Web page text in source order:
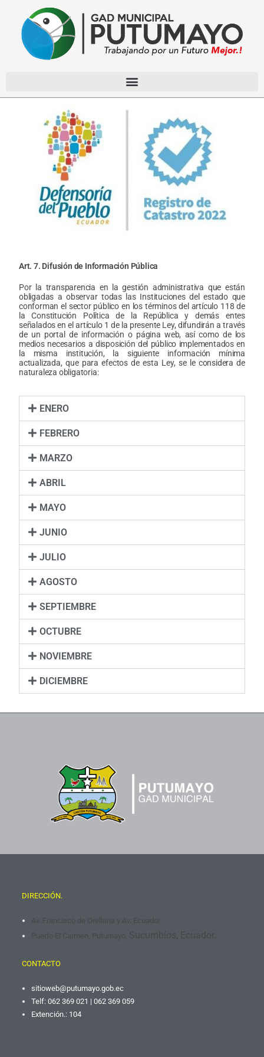
Art. 7. Difusión de Información Pública
Por la transparencia en la gestión administrativa que están
obligadas a observar todas las Instituciones del estado que
conforman el sector público en los términos del artículo 118 de
la Constitución Política de la República y demás entes
señalados en el artículo 1 de la presente Ley, difundirán a través
de un portal de información o página web, así como de los
medios necesarios a disposición del público implementados en
la misma institución, la siguiente información mínima
actualizada, que para efectos de esta Ley, se le considera de
naturaleza obligatoria:
ENERO
FEBRERO
MARZO
ABRIL
MAYO
JUNIO
JULIO
AGOSTO
SEPTIEMBRE
OCTUBRE
NOVIEMBRE
DICIEMBRE
DIRECCIÓN.
Av. Francisco de Orellana y Av. Ecuador
Puerto El Carmen, Putumayo, Sucumbíos, Ecuador.
CONTACTO
sitioweb@putumayo.gob.ec
Telf: 062 369 021 | 062 369 059
Extención.: 104